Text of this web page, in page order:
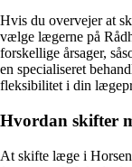
Hvis du overvejer at
vælge lægerne på
forskellige årsager,
en specialiseret
fleksibilitet i din
Hvordan skifter
At skifte læge i